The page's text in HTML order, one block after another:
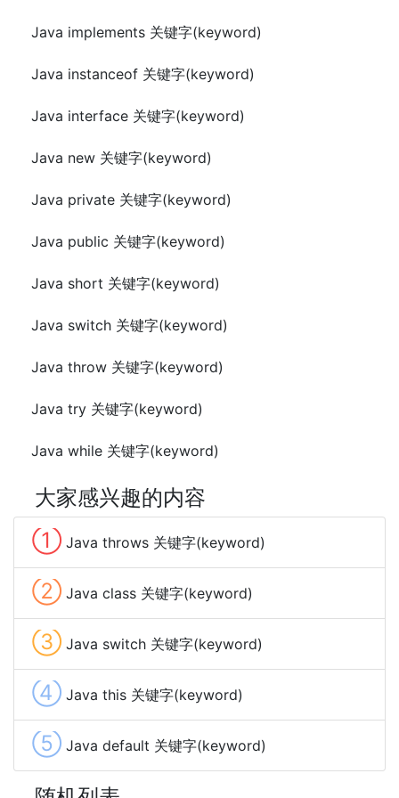
Java implements 关键字(keyword)
Java instanceof 关键字(keyword)
Java interface 关键字(keyword)
Java new 关键字(keyword)
Java private 关键字(keyword)
Java public 关键字(keyword)
Java short 关键字(keyword)
Java switch 关键字(keyword)
Java throw 关键字(keyword)
Java try 关键字(keyword)
Java while 关键字(keyword)
大家感兴趣的内容
① Java throws 关键字(keyword)
② Java class 关键字(keyword)
③ Java switch 关键字(keyword)
④ Java this 关键字(keyword)
⑤ Java default 关键字(keyword)